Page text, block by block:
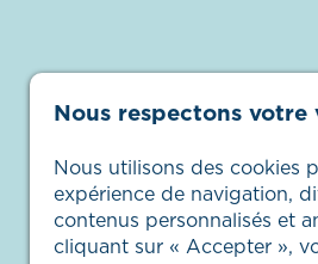
Nous respectons votre
Nous utilisons des cookies
expérience de navigation,
contenus personnalisés et
cliquant sur « Accepter »,